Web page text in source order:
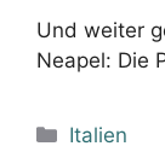
Und weiter
Neapel: Die
Kategorien
Italien